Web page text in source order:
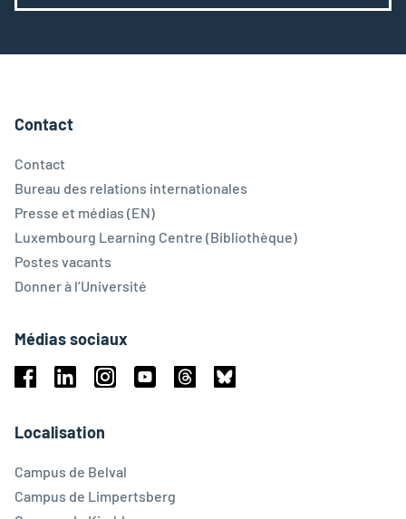
Contact
Contact
Bureau des relations internationales
Presse et médias (EN)
Luxembourg Learning Centre (Bibliothèque)
Postes vacants
Donner à l’Université
Médias sociaux
Localisation
Campus de Belval
Campus de Limpertsberg